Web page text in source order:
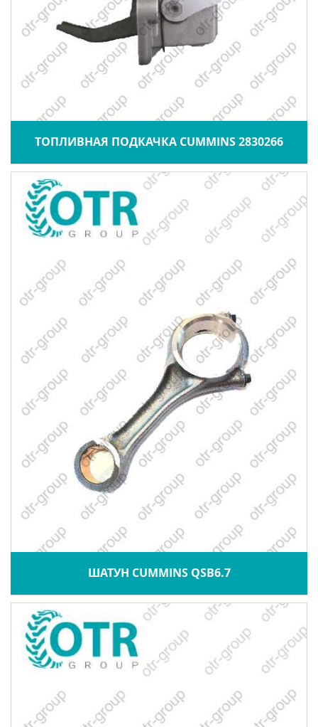
ТОПЛИВНАЯ ПОДКАЧКА CUMMINS 2830266
ШАТУН CUMMINS QSB6.7